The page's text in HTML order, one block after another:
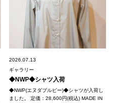
2026.07.13
ギャラリー
◆NWP◆シャツ入荷
◆NWP(エヌダブルピー)◆シャツが入荷し
ました。 定価：28,600円(税込) MADE IN